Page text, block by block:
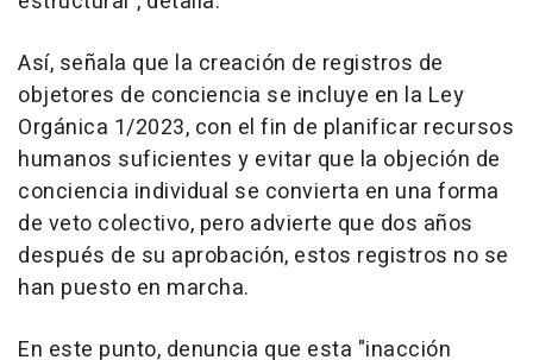
Así, señala que la creación de registros de
objetores de conciencia se incluye en la Ley
Orgánica 1/2023, con el fin de planificar recursos
humanos suficientes y evitar que la objeción de
conciencia individual se convierta en una forma
de veto colectivo, pero advierte que dos años
después de su aprobación, estos registros no se
han puesto en marcha.
En este punto, denuncia que esta "inacción